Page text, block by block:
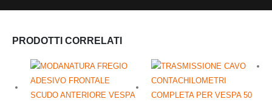
PRODOTTI CORRELATI